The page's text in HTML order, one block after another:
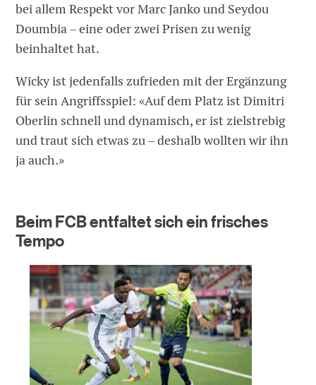
bei allem Respekt vor Marc Janko und Seydou
Doumbia – eine oder zwei Prisen zu wenig
beinhaltet hat.
Wicky ist jedenfalls zufrieden mit der Ergänzung
für sein Angriffsspiel: «Auf dem Platz ist Dimitri
Oberlin schnell und dynamisch, er ist zielstrebig
und traut sich etwas zu – deshalb wollten wir ihn
ja auch.»
Beim FCB entfaltet sich ein frisches
Tempo